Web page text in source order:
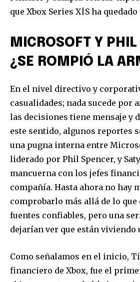
que Xbox Series X|S ha quedado
MICROSOFT Y PHIL
¿SE ROMPIÓ LA
En el nivel directivo y
casualidades; nada sucede por
las decisiones tiene mensaje y
este sentido, algunos reportes
una pugna interna entre
liderado por Phil Spencer, y
mancuerna con los jefes
compañía. Hasta ahora no hay
comprobarlo más allá de lo que
fuentes confiables, pero una
dejarían ver que están viviendo
Como señalamos en el inicio,
financiero de Xbox, fue el